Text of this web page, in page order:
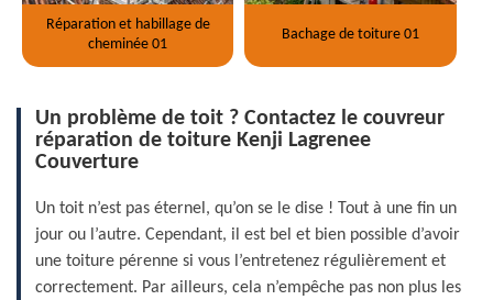
Réparation et habillage de
cheminée 01
Bachage de toiture 01
Un problème de toit ? Contactez le couvreur
réparation de toiture Kenji Lagrenee
Couverture
Un toit n’est pas éternel, qu’on se le dise ! Tout à une fin un
jour ou l’autre. Cependant, il est bel et bien possible d’avoir
une toiture pérenne si vous l’entretenez régulièrement et
correctement. Par ailleurs, cela n’empêche pas non plus les